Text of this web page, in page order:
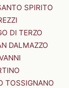
SPIRITO
DI TERZO
DALMAZZO
TOSSIGNANO